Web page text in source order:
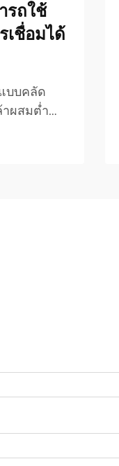
รถใช้
เชื่อมได้
บบคลัด
าผสมต่ำ
นหลาก